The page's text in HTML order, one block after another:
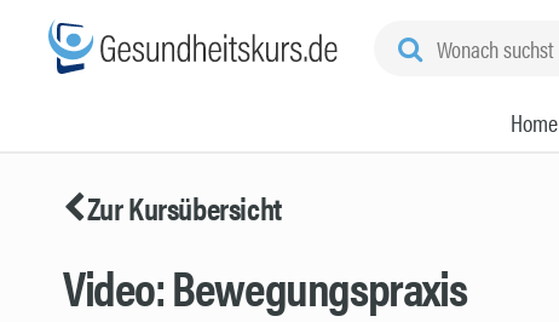
Home
Zur Kursübersicht
Video: Bewegungspraxis